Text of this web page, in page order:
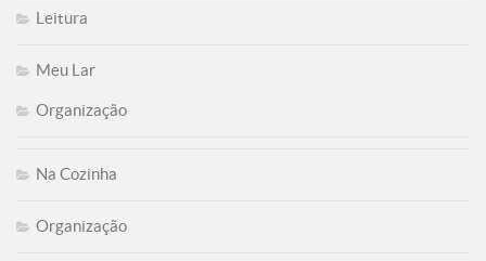
Leitura
Meu Lar
Organização
Na Cozinha
Organização